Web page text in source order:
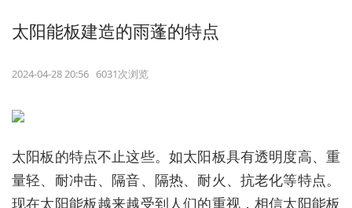
太阳能板建造的雨蓬的特点
2024-04-28 20:56 6031次浏览
太阳板的特点不止这些。如太阳板具有透明度高、重
量轻、耐冲击、隔音、隔热、耐火、抗老化等特点。
现在太阳能板越来越受到人们的重视，相信太阳能板